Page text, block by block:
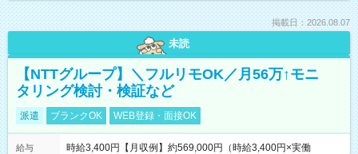
掲載日：2026.08.07
未読
【NTTグループ】＼フルリモOK／月56万↑モニ
タリング検討・検証など
派遣 ブランクOK WEB登録・面接OK
給与
時給3,400円【月収例】約569,000円（時給3,400円×実働